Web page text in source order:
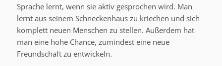
Sprache lernt, wenn sie aktiv gesprochen wird. Man
lernt aus seinem Schneckenhaus zu kriechen und sich
komplett neuen Menschen zu stellen. Außerdem hat
man eine hohe Chance, zumindest eine neue
Freundschaft zu entwickeln.